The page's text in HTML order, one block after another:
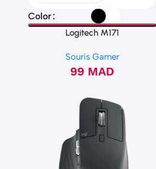
Color
Logitech M171
Souris Gamer
99 MAD